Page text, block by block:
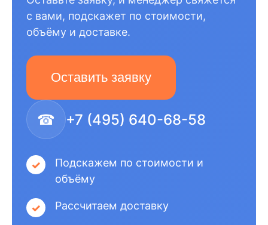
с вами, подскажет по стоимости,
объёму и доставке.
Оставить заявку
☎ +7 (495) 640-68-58
Подскажем по стоимости и
объёму
Рассчитаем доставку